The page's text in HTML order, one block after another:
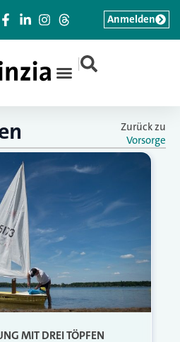
|
Anmelden
Zurück zu
Vorsorge
MIT DREI TÖPFEN